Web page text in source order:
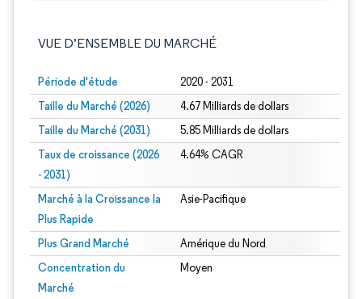
VUE D’ENSEMBLE DU MARCHÉ
Période d'étude 2020 - 2031
Taille du Marché (2026) 4.67 Milliards de dollars
Taille du Marché (2031) 5.85 Milliards de dollars
Taux de croissance (2026
- 2031)
4.64% CAGR
Marché à la Croissance la
Plus Rapide
Asie-Pacifique
Plus Grand Marché Amérique du Nord
Concentration du
Marché
Moyen